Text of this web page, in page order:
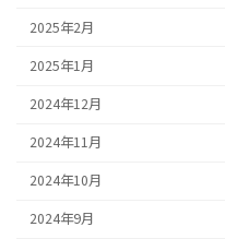
2025年2月
2025年1月
2024年12月
2024年11月
2024年10月
2024年9月